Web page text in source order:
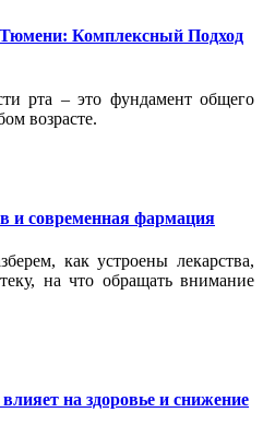
Комплексный Подход
рта – это фундамент общего
возрасте.
и современная фармация
как устроены лекарства,
на что обращать внимание
на здоровье и снижение